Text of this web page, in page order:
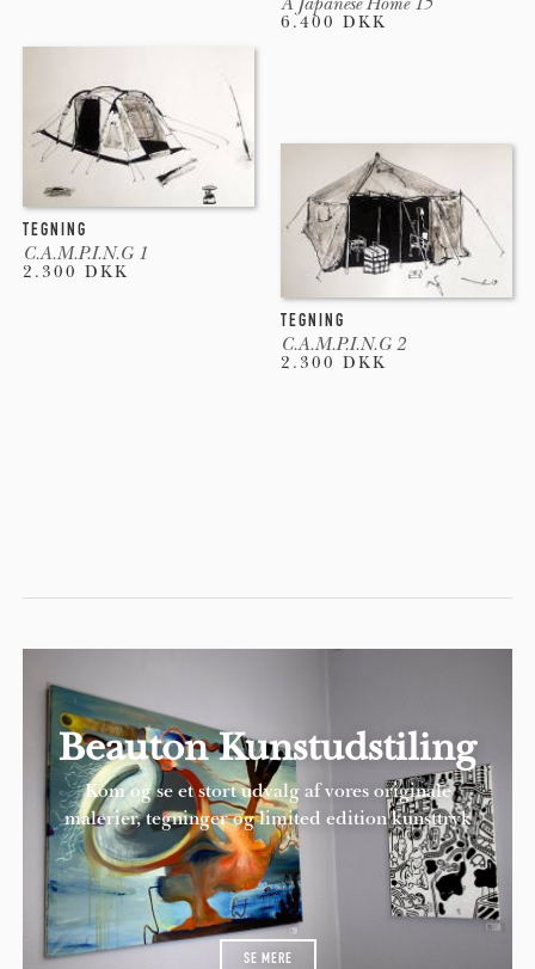
6.400 DKK
TEGNING
C.A.M.P.I.N.G 1
2.300 DKK
TEGNING
C.A.M.P.I.N.G 2
2.300 DKK
Beauton Kunstudstiling
Kom og se et stort udvalg af vores originale
malerier, tegninger og limited edition kunsttryk
SE MERE